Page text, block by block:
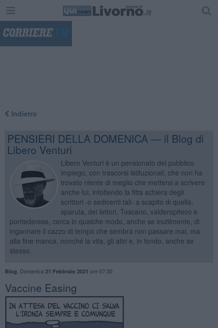
Indietro
PENSIERI DELLA DOMENICA — il Blog di
Libero Venturi
Libero Venturi è un pensionato del pubblico
impiego, con trascorsi istituzionali, che non ha
trovato niente di meglio che mettersi a scrivere
anche lui, infoltendo la fitta schiera degli
scrittori -o sedicenti tali- a scapito di quella,
sparuta, dei lettori. Toscano, valderopiteco e
pontederese, cerca in qualche modo, anche se inutilmente, di
ingannare il cazzo di tempo che sembra non passare mai, ma
alla fine manca, nonché la vita, gli altri e, in fondo, anche se
stesso.
Blog Domenica 21 Febbraio 2021 ore 07:30
​Vaccine Easing